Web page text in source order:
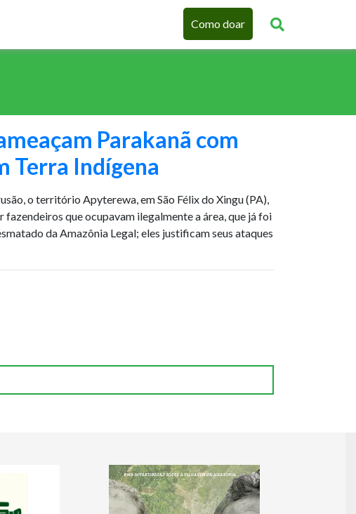
Como doar
Parakanã com
Terra Indígena
o território Apyterewa, em São Félix do Xingu (PA),
fazendeiros que ocupavam ilegalmente a área, que já foi
da Amazônia Legal; eles justificam seus ataques